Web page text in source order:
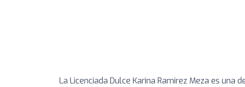
La Licenciada Dulce Karina Ramirez Meza es una